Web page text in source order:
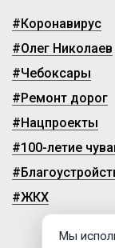
#Коронавирус
#Олег Николаев
#Чебоксары
#Ремонт дорог
#Нацпроекты
#100-летие
#ЖКХ
Мы